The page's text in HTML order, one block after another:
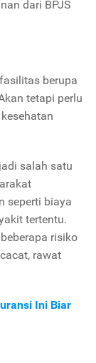
dari BPJS
berupa
tetapi perlu
salah satu
seperti biaya
tertentu.
risiko
rawat
Ini Biar